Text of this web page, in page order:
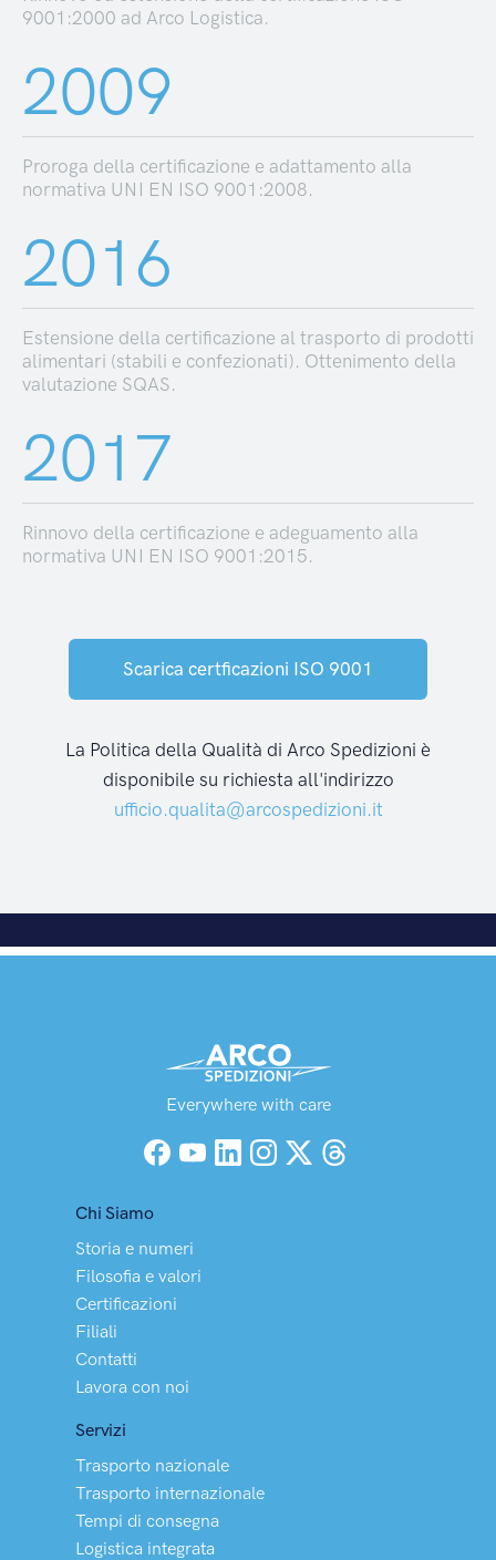
9001:2000 ad Arco Logistica.
2009
Proroga della certificazione e adattamento alla
normativa UNI EN ISO 9001:2008.
2016
Estensione della certificazione al trasporto di prodotti
alimentari (stabili e confezionati). Ottenimento della
valutazione SQAS.
2017
Rinnovo della certificazione e adeguamento alla
normativa UNI EN ISO 9001:2015.
Scarica certficazioni ISO 9001
La Politica della Qualità di Arco Spedizioni è
disponibile su richiesta all'indirizzo
ufficio.qualita@arcospedizioni.it
Everywhere with care
Facebook
YouTubeLinkedInInstagramX (Twitter)
Chi Siamo
Storia e numeri
Filosofia e valori
Certificazioni
Filiali
Contatti
Lavora con noi
Servizi
Trasporto nazionale
Trasporto internazionale
Tempi di consegna
Logistica integrata